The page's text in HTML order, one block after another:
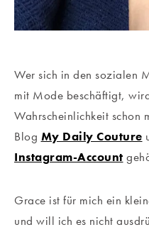
Wer sich in den sozialen
mit Mode beschäftigt,
Wahrscheinlichkeit schon
Blog My Daily Couture
Instagram-Account
Grace ist für mich ein
und will ich es nicht